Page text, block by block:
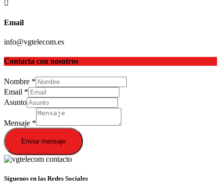
Email
info@vgtelecom.es
Contacta con nosotros
Nombre *
Email *
Asunto
Mensaje *
Enviar mensaje
Síguenos en las Redes Sociales